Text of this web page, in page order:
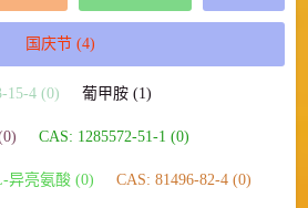
国庆节(4)
15-4 (0) 葡甲胺 (1)
CAS: 1285572-51-1 (0)
异亮氨酸 (0) CAS: 81496-82-4 (0)